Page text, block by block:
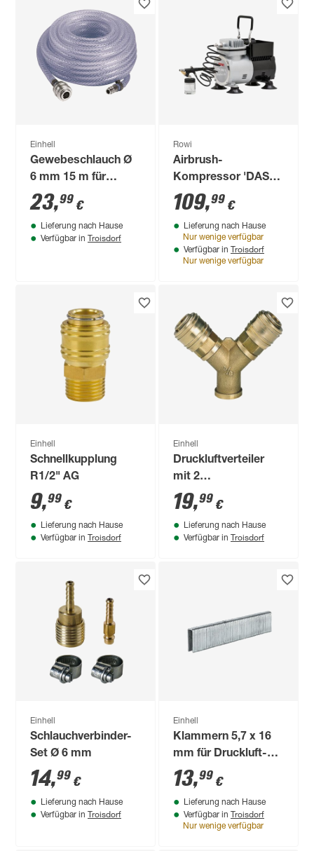
Einhell
Gewebeschlauch Ø
6 mm 15 m für
Kompressoren
23,99 €
Lieferung nach Hause
Verfügbar in Troisdorf
Rowi
Airbrush-
Kompressor 'DAS
300/1 Set Creative'
2,6 bar inklusive
Zubehör
109,99 €
Lieferung nach Hause
Nur wenige verfügbar
Verfügbar in Troisdorf
Nur wenige verfügbar
Einhell
Schnellkupplung
R1/2" AG
9,99 €
Lieferung nach Hause
Verfügbar in Troisdorf
Einhell
Druckluftverteiler
mit 2
Schnellkupplungen
R3/8"IG
19,99 €
Lieferung nach Hause
Verfügbar in Troisdorf
Einhell
Schlauchverbinder-
Set Ø 6 mm
14,99 €
Lieferung nach Hause
Verfügbar in Troisdorf
Einhell
Klammern 5,7 x 16
mm für Druckluft-
Tacker 3000 Stück
13,99 €
Lieferung nach Hause
Verfügbar in Troisdorf
Nur wenige verfügbar